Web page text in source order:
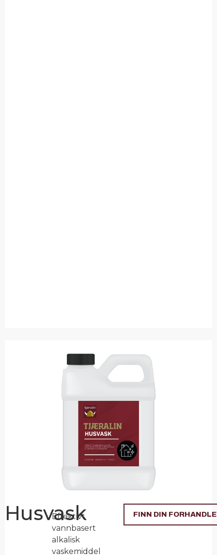
Husvask
Effektivt
vannbasert
alkalisk
vaskemiddel
FINN DIN